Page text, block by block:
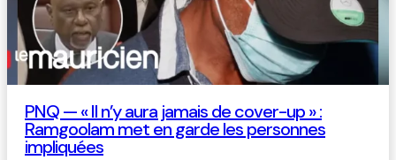
PNQ — « Il n’y aura jamais de cover-up » :
Ramgoolam met en garde les personnes
impliquées